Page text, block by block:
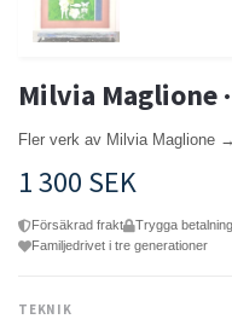
Milvia Maglione
Fler verk av Milvia Maglione →
1 300 SEK
Försäkrad frakt Trygga
Familjedrivet i tre generationer
TEKNIK